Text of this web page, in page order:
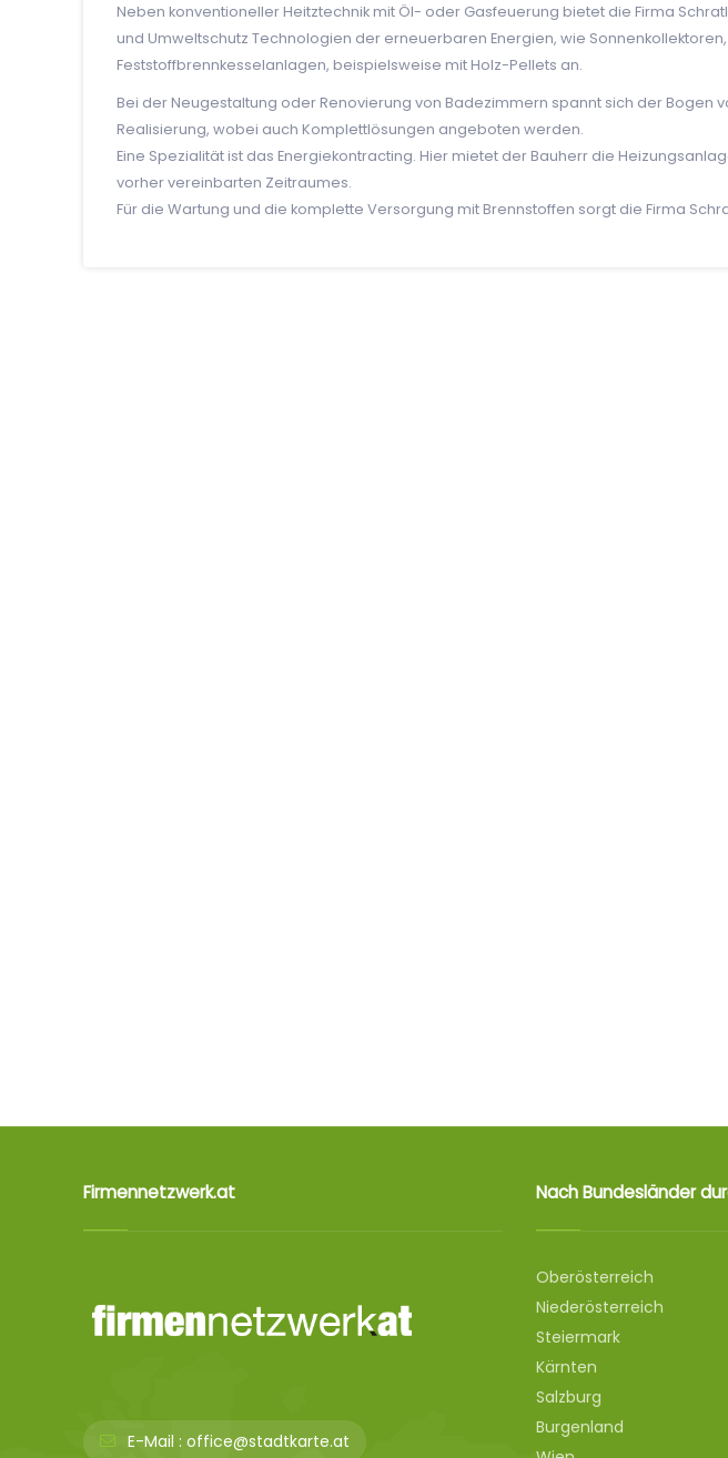
Neben konventioneller Heitztechnik mit Öl- oder Gasfeuerung bietet die Firma
und Umweltschutz Technologien der erneuerbaren Energien, wie
Feststoffbrennkesselanlagen, beispielsweise mit Holz-Pellets an.
Bei der Neugestaltung oder Renovierung von Badezimmern spannt sich der Bogen
Realisierung, wobei auch Komplettlösungen angeboten werden.
Eine Spezialität ist das Energiekontracting. Hier mietet der Bauherr die
vorher vereinbarten Zeitraumes.
Für die Wartung und die komplette Versorgung mit Brennstoffen sorgt die Firma
Firmennetzwerk.at
E-Mail : office@stadtkarte.at
Nach Bundesländer
Oberösterreich
Niederösterreich
Steiermark
Kärnten
Salzburg
Burgenland